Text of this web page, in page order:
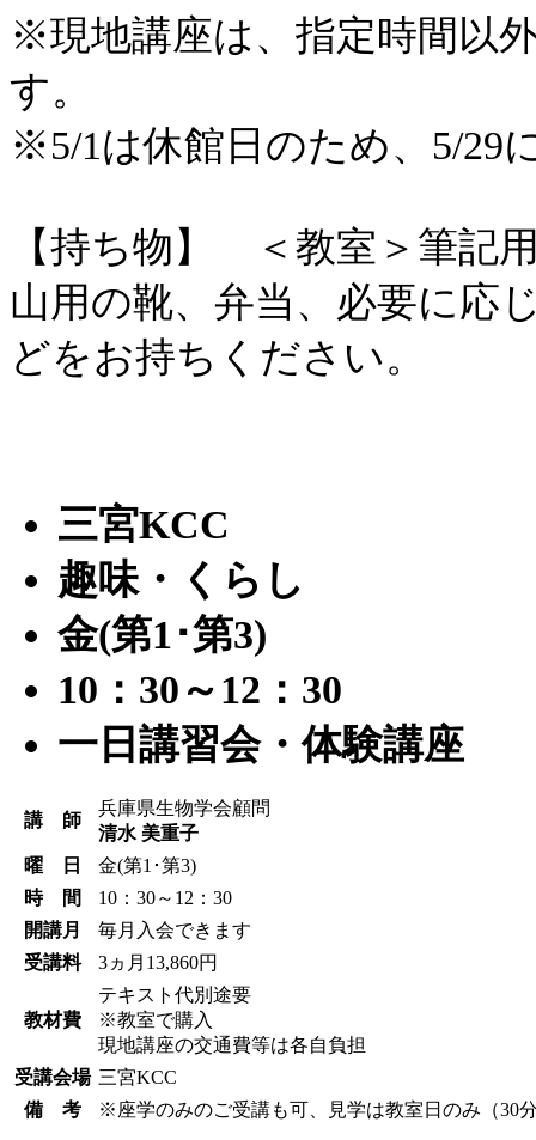
※現地講座は、指定時間以
す。
※5/1は休館日のため、5/29
【持ち物】 ＜教室＞筆記
山用の靴、弁当、必要に応
どをお持ちください。
三宮KCC
趣味・くらし
金(第1･第3)
10：30～12：30
一日講習会・体験講座
講 師
兵庫県生物学会顧問
清水 美重子
曜 日
金(第1･第3)
時 間
10：30～12：30
開講月
毎月入会できます
受講料
3ヵ月13,860円
教材費
テキスト代別途要
※教室で購入
現地講座の交通費等は各自負担
受講会場 三宮KCC
備 考
※座学のみのご受講も可、見学は教室日のみ（30